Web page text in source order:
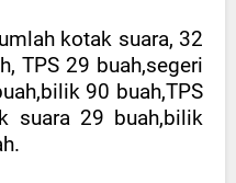
kotak suara, 32
TPS 29 buah,segeri
90 buah,TPS
suara 29 buah,bilik